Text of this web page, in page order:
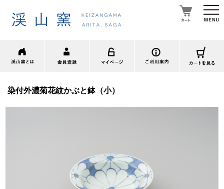
染付外濃菊花紋かぶと鉢（小）